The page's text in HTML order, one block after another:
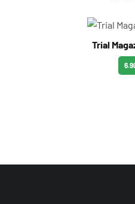
Trial